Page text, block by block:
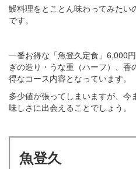
鰻料理をとことん味わってみたい
です。
一番お得な「魚登久定食」6,000
ぎの造り・うな重（ハーフ）、
得なコース内容となっています。
多少値が張ってしまいますが、今
味しさに出会えることでしょう。
魚登久